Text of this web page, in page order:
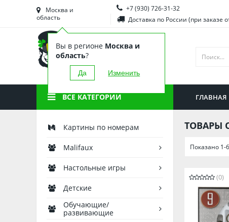
Башкортостан
Брянская область
Вологодская область
Воронежская область
Иркутская область
Москва и
область
Вы в регионе Москва и
область?
Да Изменить
+7 (930) 726-31-32
Доставка по России (при заказе
ВСЕ КАТЕГОРИИ ГЛАВНАЯ
ТОВАРЫ
Показано 1-
(0)
Картины по номерам
Malifaux
Настольные игры
Детские
Обучающие/
развивающие